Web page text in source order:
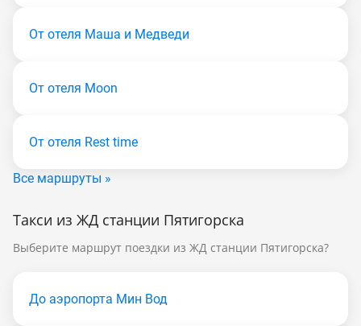
От отеля Маша и Медведи
От отеля Moon
От отеля Rest time
Все маршруты »
Такси из ЖД станции Пятигорска
Выберите маршрут поездки из ЖД станции Пятигорска?
До аэропорта Мин Вод